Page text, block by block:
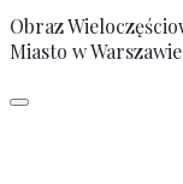
Obraz
Miasto w